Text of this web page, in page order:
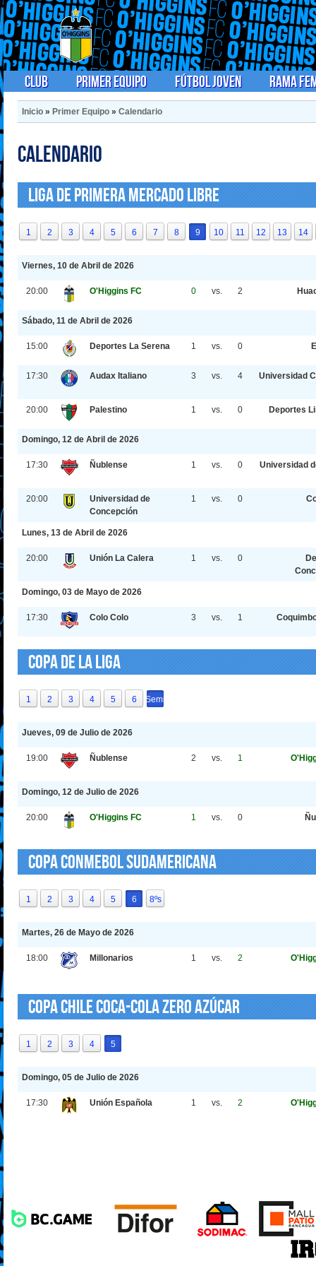
Club Primer Equipo Fútbol Joven Rama
Inicio » Primer Equipo » Calendario
Calendario
Liga de Primera Mercado Libre
1 2 3 4 5 6 7 8 9 10 11 12 13 14
Viernes, 10 de Abril de 2026
20:00 O'Higgins FC 0 vs. 2
Sábado, 11 de Abril de 2026
15:00 Deportes La Serena 1 vs. 0
17:30 Audax Italiano 3 vs. 4 Universidad
20:00 Palestino 1 vs. 0 Deportes
Domingo, 12 de Abril de 2026
17:30 Ñublense 1 vs. 0 Universidad
20:00
Universidad de
Concepción
1 vs. 0
Lunes, 13 de Abril de 2026
20:00 Unión La Calera 1 vs. 0
Domingo, 03 de Mayo de 2026
17:30 Colo Colo 3 vs. 1
Copa de La Liga
1 2 3 4 5 6 Semi
Jueves, 09 de Julio de 2026
19:00 Ñublense 2 vs. 1
Domingo, 12 de Julio de 2026
20:00 O'Higgins FC 1 vs. 0
Copa CONMEBOL Sudamericana
1 2 3 4 5 6 8ºs
Martes, 26 de Mayo de 2026
18:00 Millonarios 1 vs. 2
Copa Chile Coca-Cola Zero Azúcar
1 2 3 4 5
Domingo, 05 de Julio de 2026
17:30 Unión Española 1 vs. 2